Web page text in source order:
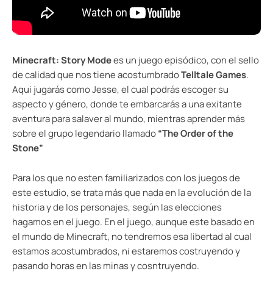
Minecraft: Story Modees un juego episódico, con el sello
de calidad que nos tiene acostumbradoTelltale Games.
Aqui jugarás como Jesse, el cual podrás escoger su
aspecto y género, donde te embarcarás a una exitante
aventura para salaver al mundo, mientras aprender más
sobre el grupo legendario llamado“The Order of the
Stone”
Para los que no esten familiarizados con los juegos de
este estudio, se trata más que nada en la evolución de la
historia y de los personajes, según las elecciones
hagamos en el juego. En el juego, aunque este basado en
el mundo de Minecraft, no tendremos esa libertad al cual
estamos acostumbrados, ni estaremos costruyendo y
pasando horas en las minas y cosntruyendo.